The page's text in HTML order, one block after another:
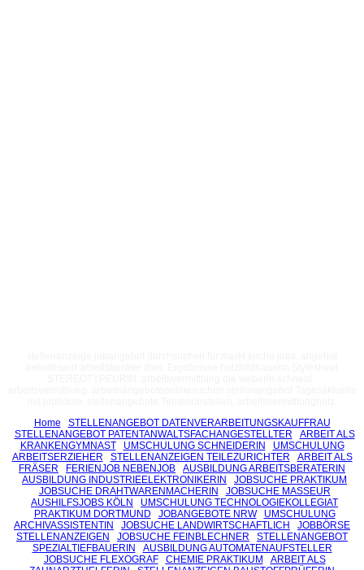
Home
STELLENANGEBOT DATENVERARBEITUNGSKAUFFRAU
STELLENANGEBOT PATENTANWALTSFACHANGESTELLTER
ARBEIT ALS
KRANKENGYMNAST
UMSCHULUNG SCHNEIDERIN
UMSCHULUNG
ARBEITSERZIEHER
STELLENANZEIGEN TEILEZURICHTER
ARBEIT ALS
FRÄSER
FERIENJOB NEBENJOB
AUSBILDUNG ARBEITSBERATERIN
AUSBILDUNG INDUSTRIEELEKTRONIKERIN
JOBSUCHE PRAKTIKUM
JOBSUCHE DRAHTWARENMACHERIN
JOBSUCHE MASSEUR
AUSHILFSJOBS KÖLN
UMSCHULUNG TECHNOLOGIEKOLLEGIAT
PRAKTIKUM DORTMUND
JOBANGEBOTE NRW
UMSCHULUNG
ARCHIVASSISTENTIN
JOBSUCHE LANDWIRTSCHAFTLICH
JOBBÖRSE
STELLENANZEIGEN
JOBSUCHE FEINBLECHNER
STELLENANGEBOT
SPEZIALTIEFBAUERIN
AUSBILDUNG AUTOMATENAUFSTELLER
JOBSUCHE FLEXOGRAF
CHEMIE PRAKTIKUM
ARBEIT ALS